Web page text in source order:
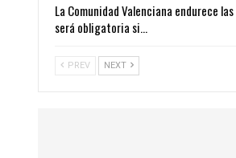
La Comunidad Valenciana endurece
será obligatoria si…
PREV NEXT